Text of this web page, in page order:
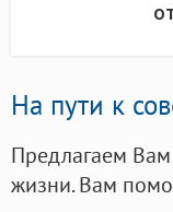
На пути к
Предлагаем
жизни. Вам